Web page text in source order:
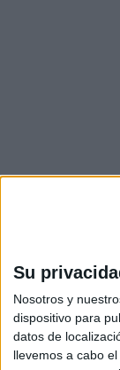
Su
Nosotros y
dispositivo para
datos de
llevemos a cabo